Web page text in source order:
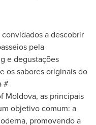
a descobrir
pela
e degustações
os sabores originais do
#
Moldova, as principais
objetivo comum: a
promovendo a